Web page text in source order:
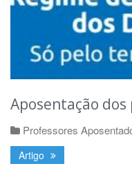
Aposentação
Professores
Artigo